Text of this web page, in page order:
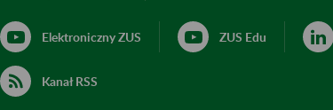
Elektroniczny ZUS ZUS Edu
Kanał RSS